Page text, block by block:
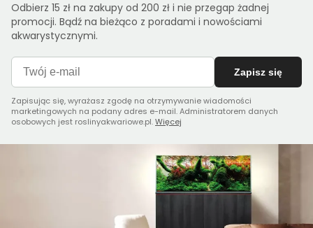
Odbierz 15 zł na zakupy od 200 zł i nie przegap żadnej
promocji. Bądź na bieżąco z poradami i nowościami
akwarystycznymi.
Zapisz się
Zapisując się, wyrażasz zgodę na otrzymywanie wiadomości
marketingowych na podany adres e-mail. Administratorem danych
osobowych jest roslinyakwariowe.pl.Więcej